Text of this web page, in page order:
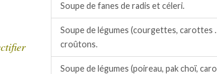
Soupe de fanes de radis et céleri.
Soupe de légumes (courgettes, carottes
croûtons.
Soupe de légumes (poireau, pak choï,